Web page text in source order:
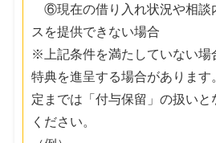
⑥現在の借り入れ状況や相談
スを提供できない場合
※上記条件を満たしていない場
特典を進呈する場合がありま
定までは「付与保留」の扱いと
ください。